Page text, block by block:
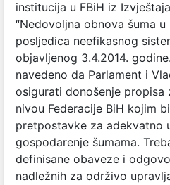
institucija u FBiH iz
“Nedovoljna obnova šuma u
posljedica neefikasnog
objavljenog 3.4.2014.
navedeno da Parlament i
osigurati donošenje propisa
nivou Federacije BiH kojim
pretpostavke za adekvatno
gospodarenje šumama.
definisane obaveze i
nadležnih za održivo